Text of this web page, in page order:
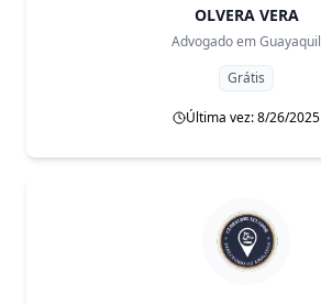
OLVERA VERA
Advogado emGuayaquil
Grátis
Última vez: 8/26/2025